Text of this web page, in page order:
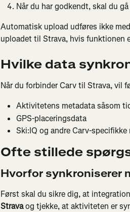
Når du har godkendt, skal du
Automatisk upload udføres ikke
uploadet til Strava, hvis funktionen
Hvilke data
Når du forbinder Carv til Strava, vil
Aktivitetens metadata såsom
GPS-placeringsdata
Ski:IQ og andre Carv-specifikke
Ofte stillede
Hvorfor synkroniserer
Først skal du sikre dig, at
Strava og tjekke, at aktiviteten er